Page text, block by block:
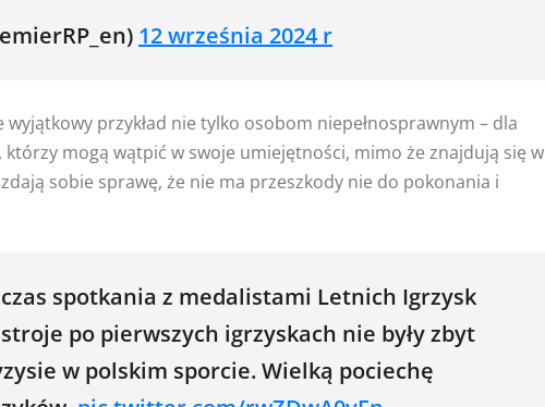
12 września 2024 r
przykład nie tylko osobom niepełnosprawnym – dla
mogą wątpić w swoje umiejętności, mimo że znajdują się w
sobie sprawę, że nie ma przeszkody nie do pokonania i
spotkania z medalistami Letnich Igrzysk
po pierwszych igrzyskach nie były zbyt
w polskim sporcie. Wielką pociechę